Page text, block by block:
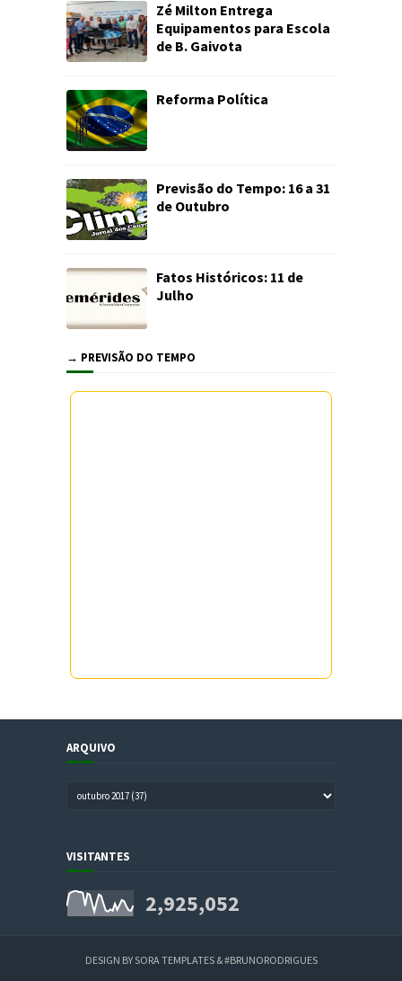
Zé Milton Entrega
Equipamentos para Escola
de B. Gaivota
Reforma Política
Previsão do Tempo: 16 a 31
de Outubro
Fatos Históricos: 11 de
Julho
→ PREVISÃO DO TEMPO
ARQUIVO
VISITANTES
2,925,052
DESIGN BYSORA TEMPLATES&#BRUNORODRIGUES